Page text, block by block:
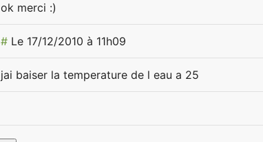
ok merci :)
# Le 17/12/2010 à 11h09
jai baiser la temperature de l eau a 25